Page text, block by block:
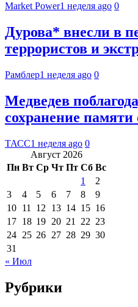
Market Power1 неделя ago 0
Дурова* внесли в
террористов и
Рамблер1 неделя ago 0
Медведев
сохранение памяти
ТАСС1 неделя ago 0
Август 2026
Пн Вт Ср Чт Пт Сб Вс
1
2
3
4 5 6 7 8
9
10 11 12 13 14 15 16
17 18 19 20 21 22 23
24 25 26 27 28 29 30
31
« Июл
Рубрики